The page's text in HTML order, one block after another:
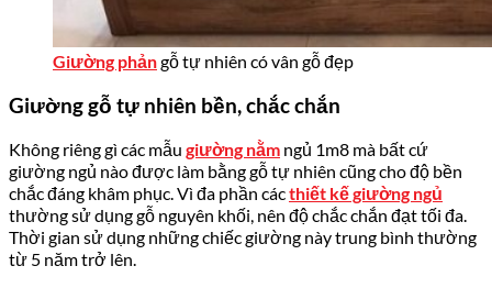
Giường phảngỗ tự nhiên có vân gỗ đẹp
Giường gỗ tự nhiên bền, chắc chắn
Không riêng gì các mẫu giường nằm ngủ 1m8 mà bất cứ
giường ngủ nào được làm bằng gỗ tự nhiên cũng cho độ bền
chắc đáng khâm phục. Vì đa phần cácthiết kế giường ngủ
thường sử dụng gỗ nguyên khối, nên độ chắc chắn đạt tối đa.
Thời gian sử dụng những chiếc giường này trung bình thường
từ 5 năm trở lên.